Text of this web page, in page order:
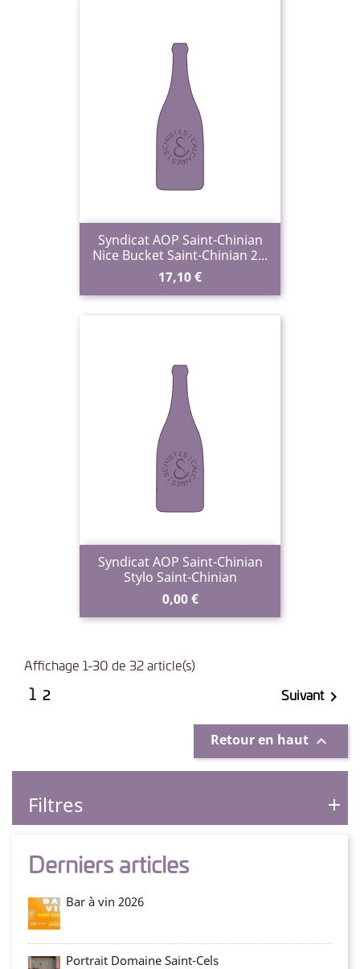
Filtres
Derniers articles
Bar à vin 2026
Portrait Domaine Saint-Cels
Syndicat AOP Saint-Chinian
Nice Bucket Saint-Chinian 2...
Prix
17,10 €
Syndicat AOP Saint-Chinian
Stylo Saint-Chinian
Prix
0,00 €
Affichage 1-30 de 32 article(s)
1 2 Suivant
Retour en haut 